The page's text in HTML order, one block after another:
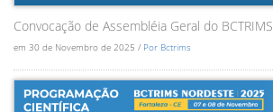
Convocação de Assembléia Geral do BCTRIMS
em 30 de Novembro de 2025 / Por Bctrims